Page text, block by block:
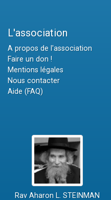
L'association
A propos de l'association
Faire un don !
Mentions légales
Nous contacter
Aide (FAQ)
Rav Aharon L. STEINMAN